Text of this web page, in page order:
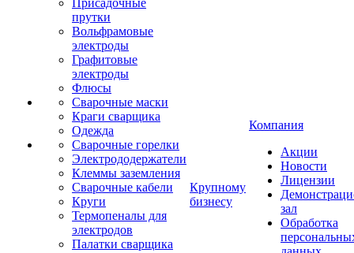
Присадочные
прутки
Вольфрамовые
электроды
Графитовые
электроды
Флюсы
Сварочные маски
Краги сварщика
Одежда
Сварочные горелки
Электрододержатели
Клеммы заземления
Сварочные кабели
Круги
Термопеналы для
электродов
Палатки сварщика
Крупному
бизнесу
Компания
Акции
Новости
Лицензии
зал
Обработка